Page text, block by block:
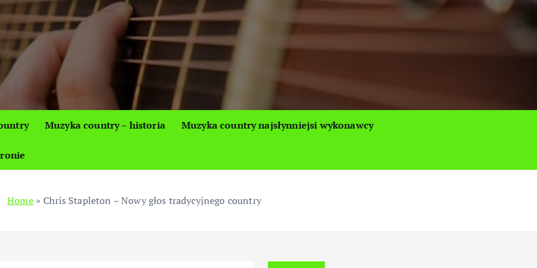
Muzyka country – historia Muzyka country najsłynniejsi wykonawcy
Home» Chris Stapleton – Nowy głos tradycyjnego country